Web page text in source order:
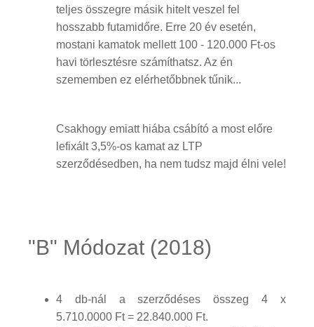
teljes összegre másik hitelt veszel fel
hosszabb futamidőre. Erre 20 év esetén,
mostani kamatok mellett 100 - 120.000 Ft-os
havi törlesztésre számíthatsz. Az én
szememben ez elérhetőbbnek tűnik...
Csakhogy emiatt hiába csábító a most előre
lefixált 3,5%-os kamat az LTP
szerződésedben, ha nem tudsz majd élni vele!
"B" Módozat (2018)
4 db-nál a szerződéses összeg 4 x
5.710.0000 Ft = 22.840.000 Ft.